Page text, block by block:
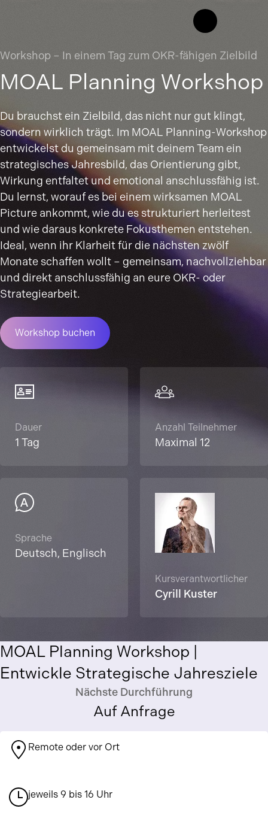
Workshop – In einem Tag zum OKR-fähigen Zielbild
MOAL Planning Workshop
Du brauchst ein Zielbild, das nicht nur gut klingt,
sondern wirklich trägt. Im MOAL Planning-Workshop
entwickelst du gemeinsam mit deinem Team ein
strategisches Jahresbild, das Orientierung gibt,
Wirkung entfaltet und emotional anschlussfähig ist.
Du lernst, worauf es bei einem wirksamen MOAL
Picture ankommt, wie du es strukturiert herleitest
und wie daraus konkrete Fokusthemen entstehen.
Ideal, wenn ihr Klarheit für die nächsten zwölf
Monate schaffen wollt – gemeinsam, nachvollziehbar
und direkt anschlussfähig an eure OKR- oder
Strategiearbeit.
Workshop buchen
Dauer
1 Tag
Anzahl Teilnehmer
Maximal 12
Sprache
Deutsch, Englisch
Kursverantwortlicher
Cyrill Kuster
MOAL Planning Workshop |
Entwickle Strategische Jahresziele
Nächste Durchführung
Auf Anfrage
Remote oder vor Ort
jeweils 9 bis 16 Uhr